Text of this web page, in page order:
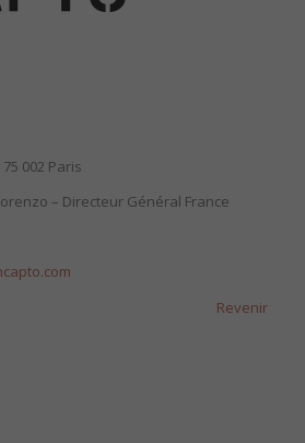
002 Paris
– Directeur Général France
Revenir